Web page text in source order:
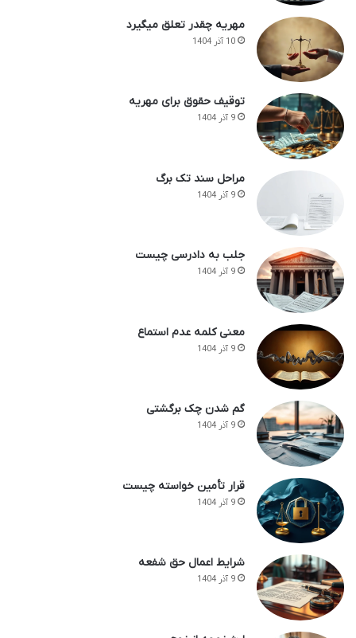
مهریه چقدر تعلق میگیرد
10 آذر 1404
توقیف حقوق برای مهریه
9 آذر 1404
مراحل سند تک برگ
9 آذر 1404
جلب به دادرسی چیست
9 آذر 1404
معنی کلمه عدم استماع
9 آذر 1404
گم شدن چک برگشتی
9 آذر 1404
قرار تأمین خواسته چیست
9 آذر 1404
شرایط اعمال حق شفعه
9 آذر 1404